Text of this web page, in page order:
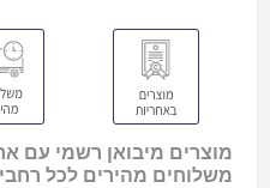
מוצרים מיבואן רשמי עם
משלוחים מהירים לכל